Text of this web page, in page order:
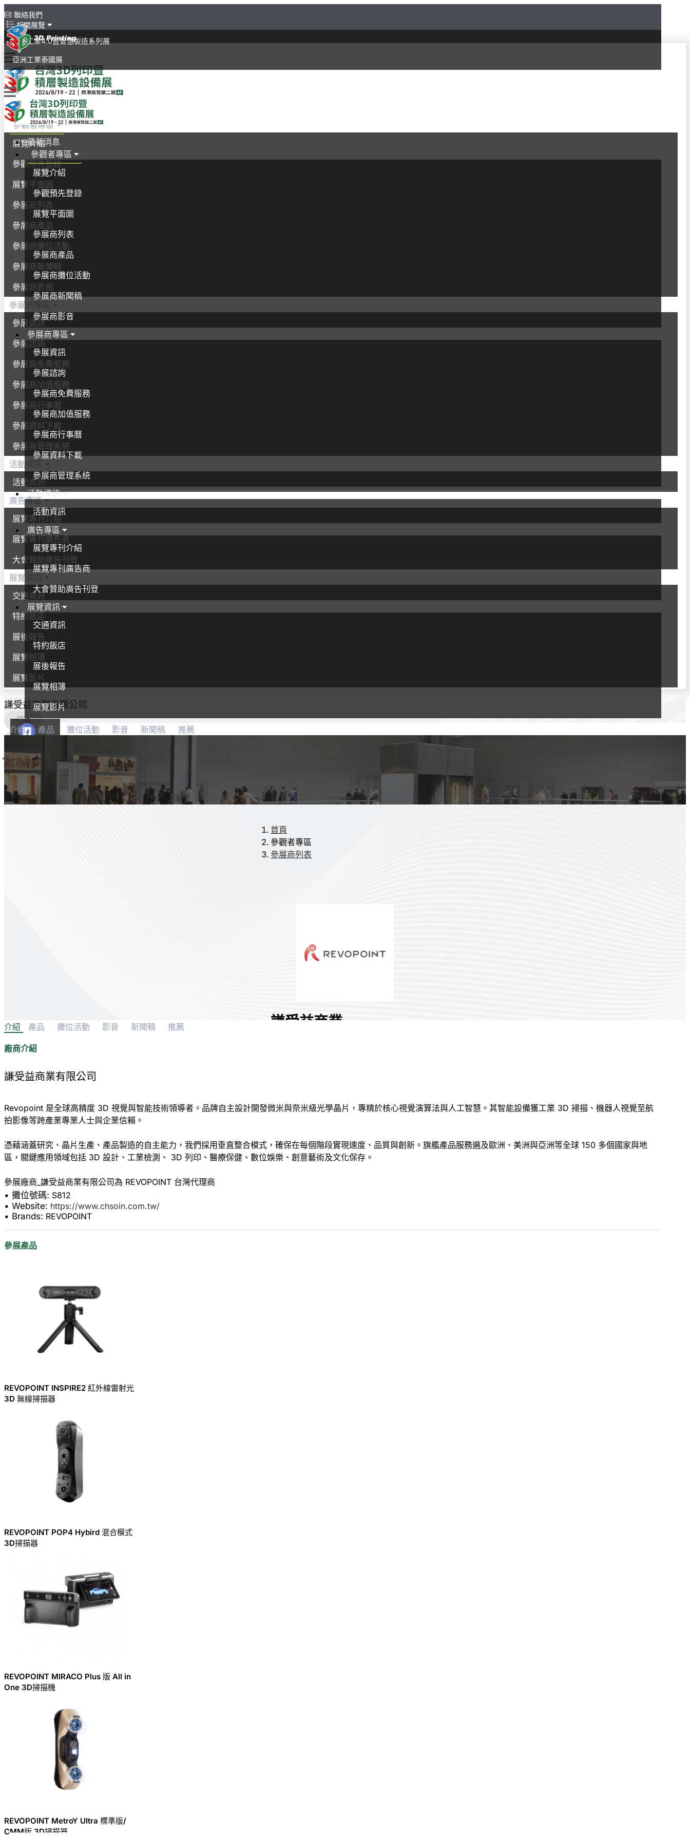
聯絡我們
相關展覽
亞洲工業4.0暨智慧製造系列展
亞洲工業泰國展
English
最新消息
參觀者專區
展覽介紹
參觀預先登錄
展覽平面圖
參展商列表
參展商產品
參展商攤位活動
參展商新聞稿
參展商影音
參展商專區
參展資訊
參展諮詢
參展商免費服務
參展商加值服務
參展商行事曆
參展資料下載
參展商管理系統
活動資訊
活動資訊
廣告專區
展覽專刊介紹
展覽專刊廣告商
大會贊助廣告刊登
展覽資訊
交通資訊
特約飯店
展後報告
展覽相簿
展覽影片
最新消息
參觀者專區
展覽介紹
參觀預先登錄
展覽平面圖
參展商列表
參展商產品
參展商攤位活動
參展商新聞稿
參展商影音
參展商專區
參展資訊
參展諮詢
參展商免費服務
參展商加值服務
參展商行事曆
參展資料下載
參展商管理系統
活動資訊
活動資訊
廣告專區
展覽專刊介紹
展覽專刊廣告商
大會贊助廣告刊登
展覽資訊
交通資訊
特約飯店
展後報告
展覽相簿
展覽影片
謙受益商業有限公司
0
介紹 產品 攤位活動 影音 新聞稿 推薦
首頁
參觀者專區
參展商列表
謙受益商業
介紹 產品 攤位活動 影音 新聞稿 推薦
廠商介紹
謙受益商業有限公司
Revopoint 是全球高精度 3D 視覺與智能技術領導者。品牌自主設計開發微米與奈米級光學晶片，專精於核心視覺演算法與人工智慧。其智能設備獲工業 3D 掃描、機器人視覺至航
拍影像等跨產業專業人士與企業信賴。
憑藉涵蓋研究、晶片生產、產品製造的自主能力，我們採用垂直整合模式，確保在每個階段實現速度、品質與創新。旗艦產品服務遍及歐洲、美洲與亞洲等全球 150 多個國家與地
區，關鍵應用領域包括 3D 設計、工業檢測、 3D 列印、醫療保健、數位娛樂、創意藝術及文化保存。
• 攤位號碼: S812
• Website: https://www.chsoin.com.tw/
• Brands: REVOPOINT
參展產品
REVOPOINT INSPIRE2 紅外線雷射光
3D 無線掃描器
REVOPOINT POP4 Hybird 混合模式
3D掃描器
REVOPOINT MIRACO Plus 版 All in
One 3D掃描機
REVOPOINT MetroY Ultra 標準版/
CMM版 3D掃描器